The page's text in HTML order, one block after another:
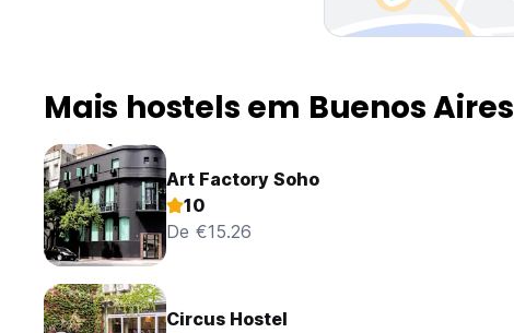
Mais hostels em Buenos Aires
Art Factory Soho
10
De €15.26
Circus Hostel